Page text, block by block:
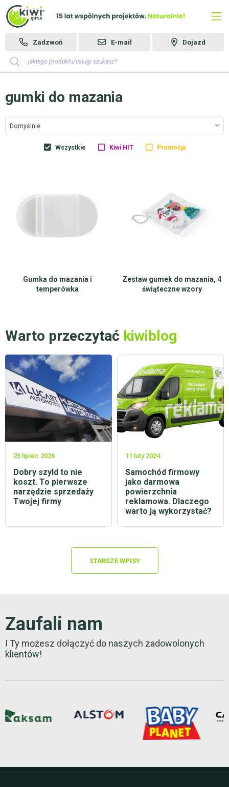
Zadzwoń E-mail Dojazd
gumki do mazania
Domyślnie
Wszystkie Kiwi HIT Promocja
Gumka do mazania i
temperówka
Zestaw gumek do mazania, 4
świąteczne wzory
Warto przeczytać kiwiblog
25 lipiec 2026
Dobry szyld to nie
koszt. To pierwsze
narzędzie sprzedaży
Twojej firmy
11 luty 2024
Samochód firmowy
jako darmowa
powierzchnia
reklamowa. Dlaczego
warto ją wykorzystać?
STARSZE WPISY
Zaufali nam
I Ty możesz dołączyć do naszych zadowolonych
klientów!